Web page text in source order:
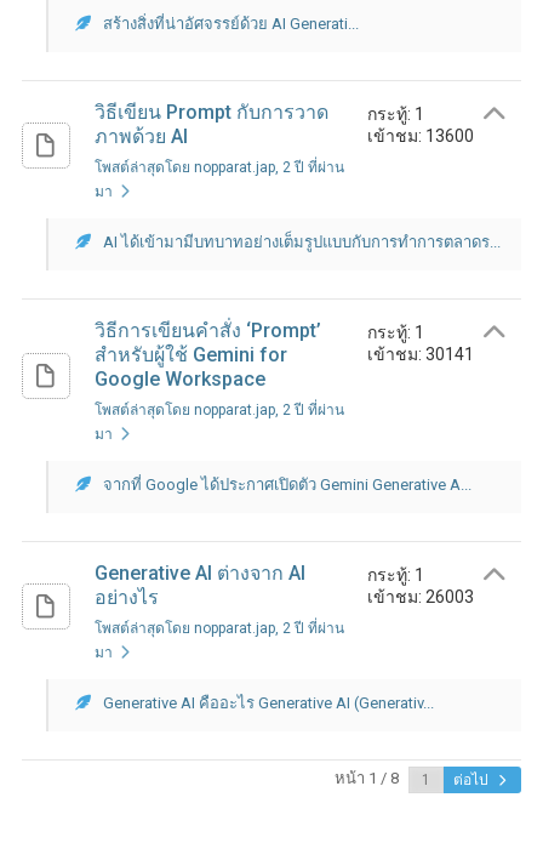
สร้างสิ่งที่น่าอัศจรรย์ด้วย AI Generati...
วิธีเขียน Prompt กับการวาด
ภาพด้วย AI
โพสต์ล่าสุดโดย nopparat.jap, 2 ปี ที่ผ่าน
มา
กระทู้: 1
เข้าชม: 13600
AI ได้เข้ามามีบทบาทอย่างเต็มรูปแบบกับการทำการตลาดร...
วิธีการเขียนคำสั่ง ‘Prompt’
สำหรับผู้ใช้ Gemini for
Google Workspace
โพสต์ล่าสุดโดย nopparat.jap, 2 ปี ที่ผ่าน
มา
กระทู้: 1
เข้าชม: 30141
จากที่ Google ได้ประกาศเปิดตัว Gemini Generative A...
Generative AI ต่างจาก AI
อย่างไร
โพสต์ล่าสุดโดย nopparat.jap, 2 ปี ที่ผ่าน
มา
กระทู้: 1
เข้าชม: 26003
Generative AI คืออะไร Generative AI (Generativ...
หน้า 1 / 8 ต่อไป